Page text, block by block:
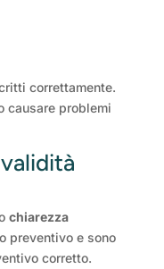
correttamente.
causare problemi
chiarezza
preventivo e sono
corretto.